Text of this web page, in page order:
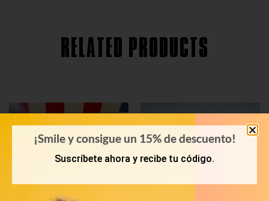
RELATED PRODUCTS
¡Smile y consigue un 15% de descuento!
Suscríbete ahora y recibe tu código.